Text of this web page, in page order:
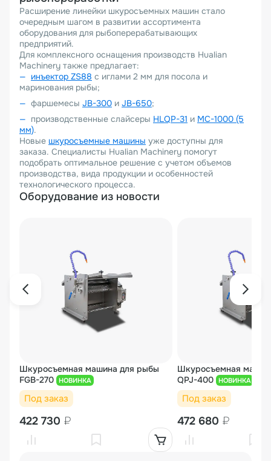
Расширение линейки шкуросъемных машин стало
очередным шагом в развитии ассортимента
оборудования для рыбоперерабатывающих
предприятий.
Для комплексного оснащения производств Hualian
Machinery также предлагает:
инъектор ZS88 с иглами 2 мм для посола и
маринования рыбы;
фаршемесы JB-300 и JB-650;
производственные слайсеры HLQP-31 и MC-1000 (5
мм).
Новые шкуросъемные машины уже доступны для
заказа. Специалисты Hualian Machinery помогут
подобрать оптимальное решение с учетом объемов
производства, вида продукции и особенностей
технологического процесса.
Оборудование из новости
Шкуросъемная машина для рыбы
FGB-270 НОВИНКА
Под заказ
422 730 ₽
Шкуросъемная
QPJ-400 НОВИНКА
Под заказ
472 680 ₽